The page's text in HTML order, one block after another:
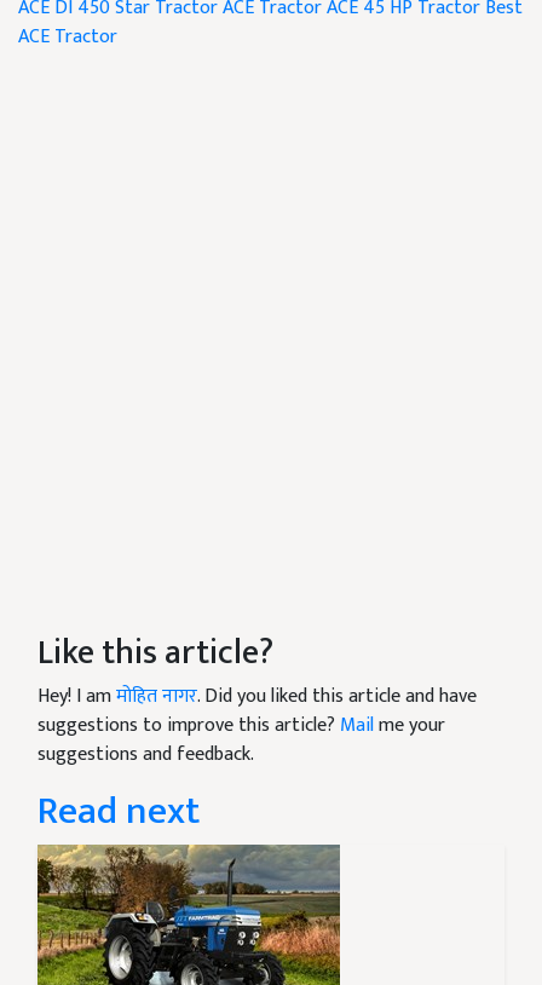
ACE DI 450 Star TractorACE TractorACE 45 HP TractorBest
ACE Tractor
Like this article?
Hey! I amमोहित नागर. Did you liked this article and have
suggestions to improve this article? Mailme your
suggestions and feedback.
Read next